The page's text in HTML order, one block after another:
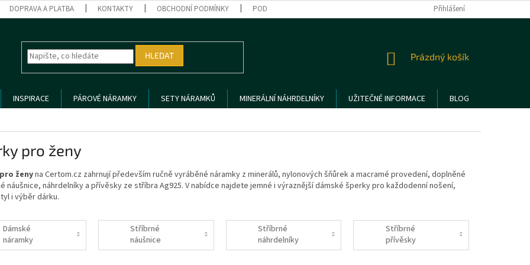
DOPRAVA A PLATBA KONTAKTY OBCHODNÍ PODMÍNKY PODMÍNKY OCHRANY OSOBNÍCH ÚDAJŮ REKLAMACE A VRÁCENÍ ZBOŽÍ
Přihlášení
HLEDAT
NÁKUPNÍ
Prázdný košík
INSPIRACE PÁROVÉ NÁRAMKY SETY NÁRAMKŮ MINERÁLNÍ NÁHRDELNÍKY UŽITEČNÉ INFORMACE
BLOG
pro ženy
ženyna Certom.cz zahrnují především ručně vyráběné náramky z minerálů, nylonových šňůrek a macramé provedení, doplněné
náušnice, náhrdelníky a přívěsky ze stříbra Ag925. V nabídce najdete jemné i výraznější dámské šperky pro každodenní nošení,
i výběr dárku.
Dámské
náramky
Stříbrné
náušnice
Stříbrné
náhrdelníky
Stříbrné
přívěsky